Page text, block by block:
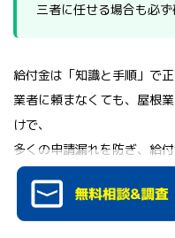
三者に任せる場合も必ず
給付金は「知識と手順」で
業者に頼まなくても、屋根
けで、
多くの申請漏れを防ぎ、給付
「難しそう」という思い込
してください。